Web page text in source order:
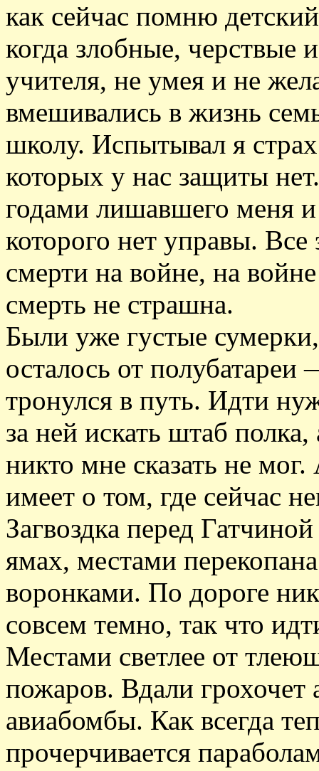
как сейчас помню
когда злобные,
учителя, не умея и не
вмешивались в жизнь
школу. Испытывал я
которых у нас защиты
годами лишавшего меня
которого нет управы. Все
смерти на войне, на
смерть не страшна.
Были уже густые
осталось от
тронулся в путь. Идти
за ней искать штаб
никто мне сказать не
имеет о том, где сейчас
Загвоздка перед
ямах, местами
воронками. По дороге
совсем темно, так что
Местами светлее от
пожаров. Вдали грохочет
авиабомбы. Как всегда
прочерчивается